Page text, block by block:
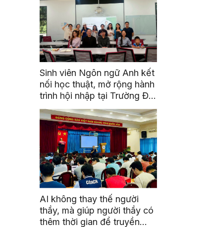
Sinh viên Ngôn ngữ Anh kết
nối học thuật, mở rộng hành
trình hội nhập tại Trường Đại
học Quốc gia Malaysia
AI không thay thế người
thầy, mà giúp người thầy có
thêm thời gian để truyền